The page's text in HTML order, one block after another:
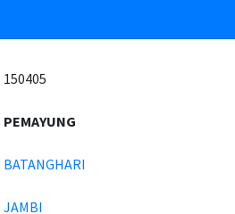
150405
PEMAYUNG
BATANGHARI
JAMBI